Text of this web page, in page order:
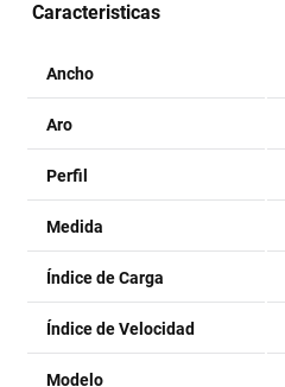
Caracteristicas
Ancho
Aro
Perfil
Medida
Índice de Carga
Índice de Velocidad
Modelo